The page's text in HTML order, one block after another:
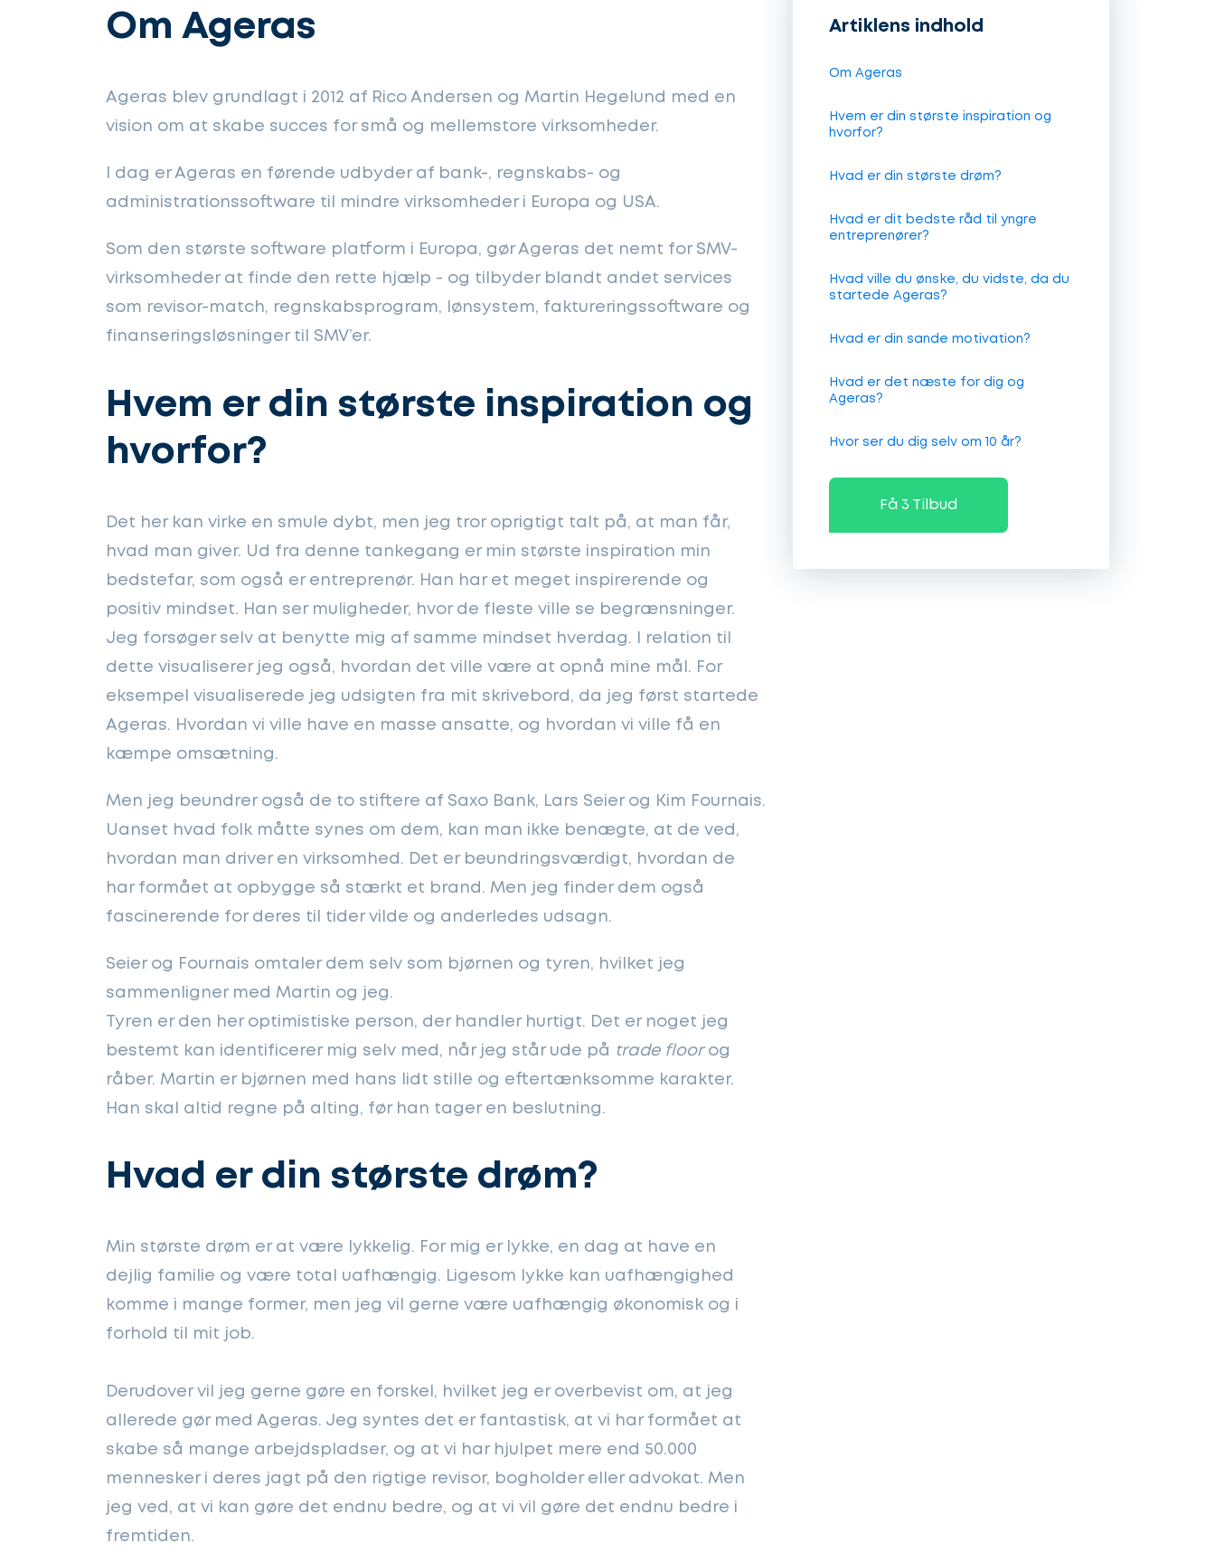
Om Ageras
Ageras blev grundlagt i 2012 af Rico Andersen og Martin Hegelund med en
vision om at skabe succes for små og mellemstore virksomheder.
I dag er Ageras en førende udbyder af bank-, regnskabs- og
administrationssoftware til mindre virksomheder i Europa og USA.
Som den største software platform i Europa, gør Ageras det nemt for SMV-
virksomheder at finde den rette hjælp - og tilbyder blandt andet services
som revisor-match, regnskabsprogram, lønsystem, faktureringssoftware og
finanseringsløsninger til SMV’er.
Hvem er din største inspiration og
hvorfor?
Det her kan virke en smule dybt, men jeg tror oprigtigt talt på, at man får,
hvad man giver. Ud fra denne tankegang er min største inspiration min
bedstefar, som også er entreprenør. Han har et meget inspirerende og
positiv mindset. Han ser muligheder, hvor de fleste ville se begrænsninger.
Jeg forsøger selv at benytte mig af samme mindset hverdag. I relation til
dette visualiserer jeg også, hvordan det ville være at opnå mine mål. For
eksempel visualiserede jeg udsigten fra mit skrivebord, da jeg først startede
Ageras. Hvordan vi ville have en masse ansatte, og hvordan vi ville få en
kæmpe omsætning.
Men jeg beundrer også de to stiftere af Saxo Bank, Lars Seier og Kim Fournais.
Uanset hvad folk måtte synes om dem, kan man ikke benægte, at de ved,
hvordan man driver en virksomhed. Det er beundringsværdigt, hvordan de
har formået at opbygge så stærkt et brand. Men jeg finder dem også
fascinerende for deres til tider vilde og anderledes udsagn.
Seier og Fournais omtaler dem selv som bjørnen og tyren, hvilket jeg
sammenligner med Martin og jeg.
Tyren er den her optimistiske person, der handler hurtigt. Det er noget jeg
bestemt kan identificerer mig selv med, når jeg står ude på trade floorog
råber. Martin er bjørnen med hans lidt stille og eftertænksomme karakter.
Han skal altid regne på alting, før han tager en beslutning.
Hvad er din største drøm?
Min største drøm er at være lykkelig. For mig er lykke, en dag at have en
dejlig familie og være total uafhængig. Ligesom lykke kan uafhængighed
komme i mange former, men jeg vil gerne være uafhængig økonomisk og i
forhold til mit job.
Derudover vil jeg gerne gøre en forskel, hvilket jeg er overbevist om, at jeg
allerede gør med Ageras. Jeg syntes det er fantastisk, at vi har formået at
skabe så mange arbejdspladser, og at vi har hjulpet mere end 50.000
mennesker i deres jagt på den rigtige revisor, bogholder eller advokat. Men
jeg ved, at vi kan gøre det endnu bedre, og at vi vil gøre det endnu bedre i
fremtiden.
Artiklens indhold
Om Ageras
Hvem er din største inspiration og
hvorfor?
Hvad er din største drøm?
Hvad er dit bedste råd til yngre
entreprenører?
Hvad ville du ønske, du vidste, da du
startede Ageras?
Hvad er din sande motivation?
Hvad er det næste for dig og
Ageras?
Hvor ser du dig selv om 10 år?
Få 3 Tilbud